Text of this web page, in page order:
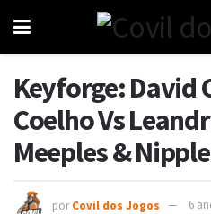
Keyforge: David
Coelho Vs
Meeples &
por Covil dos Jogos
6